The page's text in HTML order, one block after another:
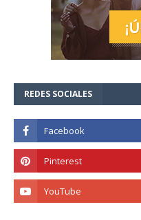
REDES SOCIALES